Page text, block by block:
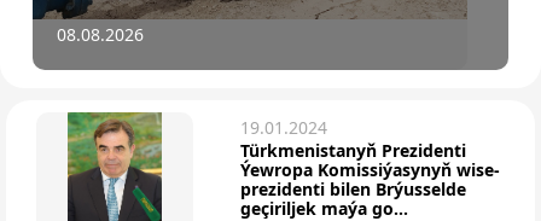
08.08.2026
19.01.2024
Türkmenistanyň Prezidenti
Ýewropa Komissiýasynyň wise-
prezidenti bilen Brýusselde
geçiriljek maýa go...